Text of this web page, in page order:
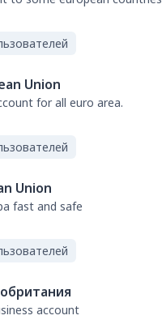
Union
for all euro area.
Union
fast and safe
account